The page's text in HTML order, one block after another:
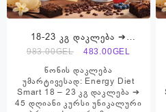
18-23 კგ დაკლება ➔
პროდუქტების ნაკრები ➔
Energy Diet Smart
983.00GEL
Original
was:
983.00₾.
483.00GEL
is:
წონის დაკლება
უმარტივესად: Energy Diet
Smart 18 – 23 კგ დაკლება ➔
45 დღიანი კურსი უნიკალური